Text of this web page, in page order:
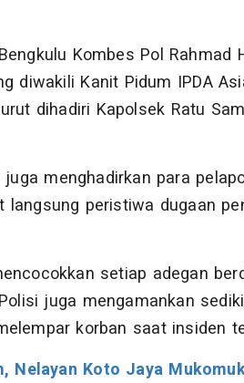
Kombes Pol Rahmad
diwakili Kanit Pidum IPDA
dihadiri Kapolsek Ratu
menghadirkan para
peristiwa dugaan
setiap adegan
juga mengamankan
korban saat insiden
Nelayan Koto Jaya